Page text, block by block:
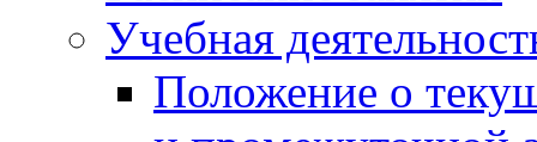
Учебная
Положение о